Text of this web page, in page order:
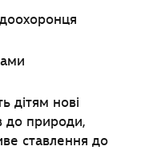
дітям нові
до природи,
ставлення до